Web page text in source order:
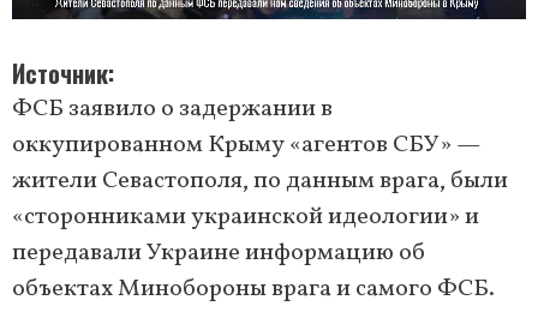
Источник
ФСБ заявило о задержании в
оккупированном Крыму «агентов СБУ» —
жители Севастополя, по данным врага, были
«сторонниками украинской идеологии» и
передавали Украине информацию об
объектах Минобороны врага и самого ФСБ.